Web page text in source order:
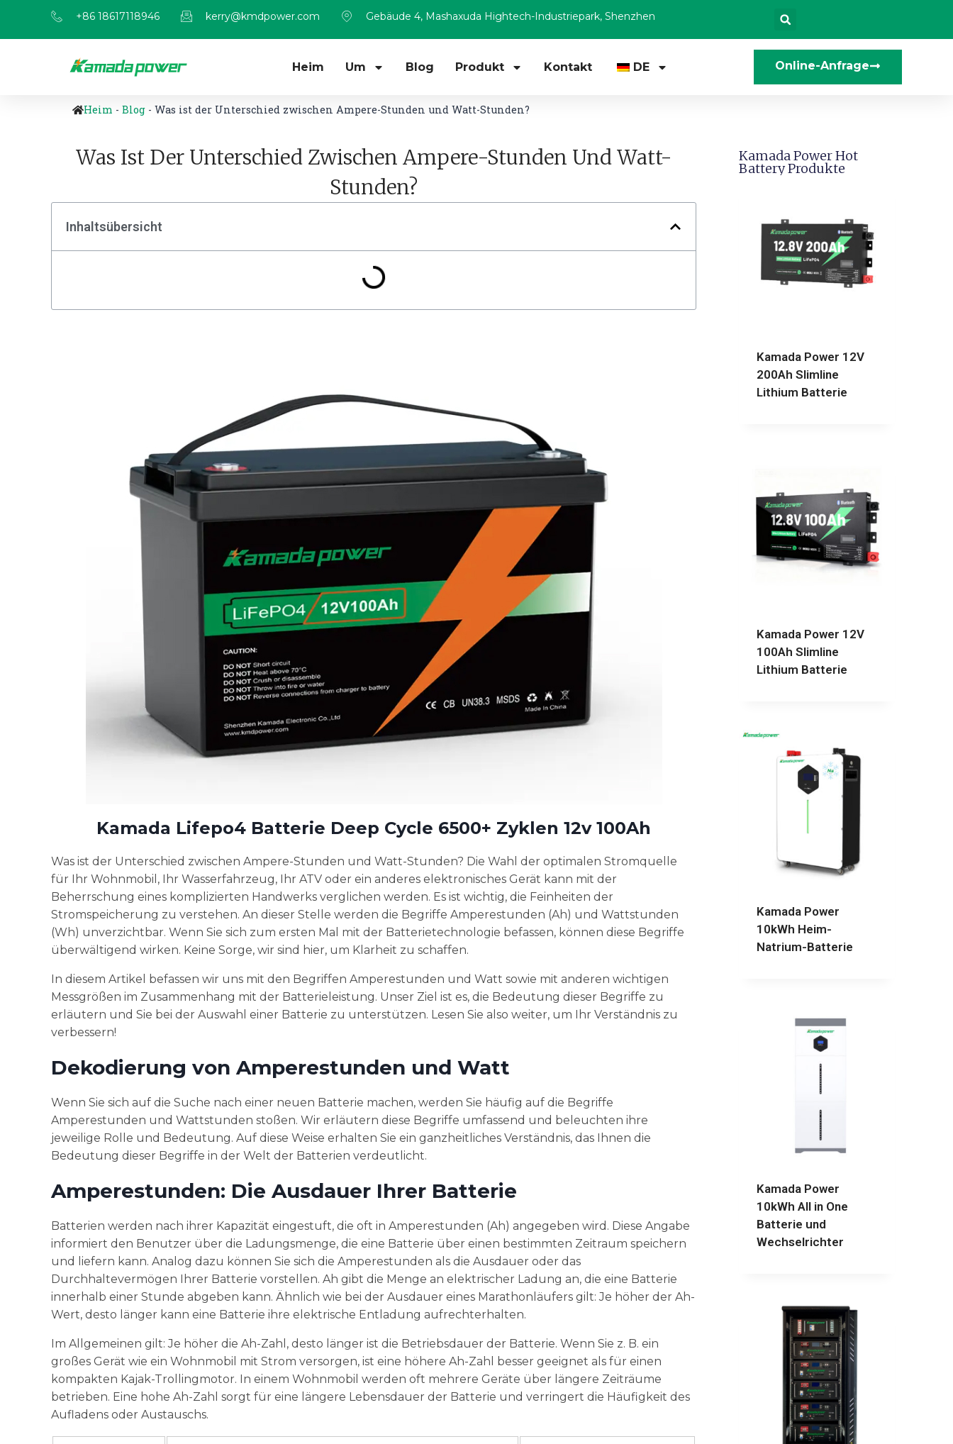
+86 18617118946 kerry@kmdpower.com Gebäude 4, Mashaxuda Hightech-Industriepark, Shenzhen
Heim Um Blog Produkt Kontakt DE Online-Anfrage
Heim - Blog - Was ist der Unterschied zwischen Ampere-Stunden und Watt-Stunden?
Was Ist Der Unterschied Zwischen Ampere-Stunden Und Watt-
Stunden?
Inhaltsübersicht
Kamada Lifepo4 Batterie Deep Cycle 6500+ Zyklen 12v 100Ah
Was ist der Unterschied zwischen Ampere-Stunden und Watt-Stunden? Die Wahl der optimalen Stromquelle
für Ihr Wohnmobil, Ihr Wasserfahrzeug, Ihr ATV oder ein anderes elektronisches Gerät kann mit der
Beherrschung eines komplizierten Handwerks verglichen werden. Es ist wichtig, die Feinheiten der
Stromspeicherung zu verstehen. An dieser Stelle werden die Begriffe Amperestunden (Ah) und Wattstunden
(Wh) unverzichtbar. Wenn Sie sich zum ersten Mal mit der Batterietechnologie befassen, können diese Begriffe
überwältigend wirken. Keine Sorge, wir sind hier, um Klarheit zu schaffen.
In diesem Artikel befassen wir uns mit den Begriffen Amperestunden und Watt sowie mit anderen wichtigen
Messgrößen im Zusammenhang mit der Batterieleistung. Unser Ziel ist es, die Bedeutung dieser Begriffe zu
erläutern und Sie bei der Auswahl einer Batterie zu unterstützen. Lesen Sie also weiter, um Ihr Verständnis zu
verbessern!
Dekodierung von Amperestunden und Watt
Wenn Sie sich auf die Suche nach einer neuen Batterie machen, werden Sie häufig auf die Begriffe
Amperestunden und Wattstunden stoßen. Wir erläutern diese Begriffe umfassend und beleuchten ihre
jeweilige Rolle und Bedeutung. Auf diese Weise erhalten Sie ein ganzheitliches Verständnis, das Ihnen die
Bedeutung dieser Begriffe in der Welt der Batterien verdeutlicht.
Amperestunden: Die Ausdauer Ihrer Batterie
Batterien werden nach ihrer Kapazität eingestuft, die oft in Amperestunden (Ah) angegeben wird. Diese Angabe
informiert den Benutzer über die Ladungsmenge, die eine Batterie über einen bestimmten Zeitraum speichern
und liefern kann. Analog dazu können Sie sich die Amperestunden als die Ausdauer oder das
Durchhaltevermögen Ihrer Batterie vorstellen. Ah gibt die Menge an elektrischer Ladung an, die eine Batterie
innerhalb einer Stunde abgeben kann. Ähnlich wie bei der Ausdauer eines Marathonläufers gilt: Je höher der Ah-
Wert, desto länger kann eine Batterie ihre elektrische Entladung aufrechterhalten.
Im Allgemeinen gilt: Je höher die Ah-Zahl, desto länger ist die Betriebsdauer der Batterie. Wenn Sie z. B. ein
großes Gerät wie ein Wohnmobil mit Strom versorgen, ist eine höhere Ah-Zahl besser geeignet als für einen
kompakten Kajak-Trollingmotor. In einem Wohnmobil werden oft mehrere Geräte über längere Zeiträume
betrieben. Eine hohe Ah-Zahl sorgt für eine längere Lebensdauer der Batterie und verringert die Häufigkeit des
Aufladens oder Austauschs.
Kamada Power Hot
Battery Produkte
Kamada Power 12V
200Ah Slimline
Lithium Batterie
Kamada Power 12V
100Ah Slimline
Lithium Batterie
Kamada Power
10kWh Heim-
Natrium-Batterie
Kamada Power
10kWh All in One
Batterie und
Wechselrichter